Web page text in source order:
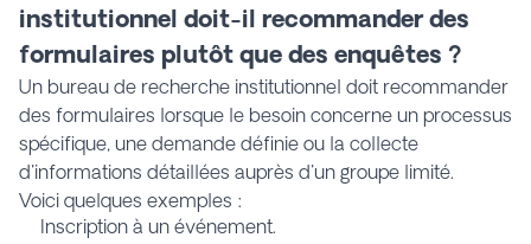
institutionnel doit-il recommander des
formulaires plutôt que des enquêtes ?
Un bureau de recherche institutionnel doit recommander
des formulaires lorsque le besoin concerne un processus
spécifique, une demande définie ou la collecte
d'informations détaillées auprès d'un groupe limité.
Voici quelques exemples :
Inscription à un événement.